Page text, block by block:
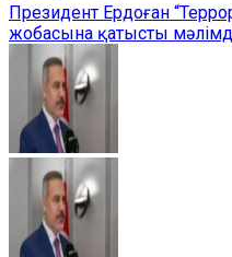
Президент Ердоған
жобасына қатысты